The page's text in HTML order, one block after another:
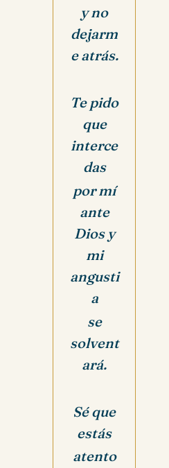
y no
dejarm
e atrás.
Te pido
que
interce
das
por mí
ante
Dios y
mi
angusti
a
se
solvent
ará.
Sé que
estás
atento